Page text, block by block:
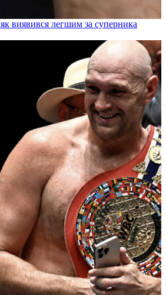
виявився легшим за суперника